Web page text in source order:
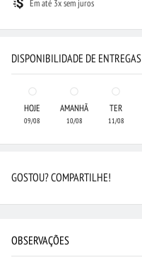
Em até 3x sem juros
DISPONIBILIDADE DE ENTREGAS
HOJE
09/08
AMANHÃ
10/08
TER
11/08
GOSTOU? COMPARTILHE!
OBSERVAÇÕES